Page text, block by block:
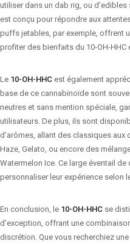
utiliser dans un dab rig, ou
est conçu pour répondre aux
puffs jetables, par exemple, offrent
profiter des bienfaits du 10-OH-HHC
Le 10-OH-HHC est également
base de ce cannabinoïde sont
neutres et sans mention spéciale,
utilisateurs. De plus, ils sont
d’arômes, allant des classiques
Haze, Gelato, ou encore des
Watermelon Ice. Ce large éventail
personnaliser leur expérience selon
En conclusion, le 10-OH-HHC se
d’exception, offrant une
discrétion. Que vous recherchiez